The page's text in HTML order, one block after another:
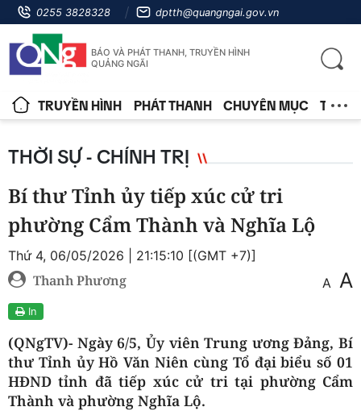
0255 3828328 dptth@quangngai.gov.vn
BÁO VÀ PHÁT THANH, TRUYỀN HÌNH
QUẢNG NGÃI
TRUYỀN HÌNH PHÁT THANH CHUYÊN MỤC TIN
THỜI SỰ - CHÍNH TRỊ
Bí thư Tỉnh ủy tiếp xúc cử tri
phường Cẩm Thành và Nghĩa Lộ
Thứ 4, 06/05/2026 | 21:15:10 [(GMT +7)]
Thanh Phương A A
In
(QNgTV)- Ngày 6/5, Ủy viên Trung ương Đảng, Bí
thư Tỉnh ủy Hồ Văn Niên cùng Tổ đại biểu số 01
HĐND tỉnh đã tiếp xúc cử tri tại phường Cẩm
Thành và phường Nghĩa Lộ.